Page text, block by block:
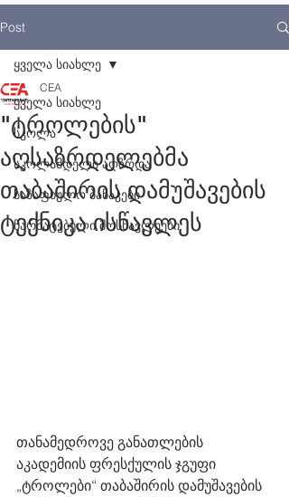
Post
ყველა სიახლე
სკოლა
სკოლამდელი აღზრდა
საზაფხულო ბანაკები
წარმატებული მოსწავლეები
ყველა სიახლე
"ტროლების"
აღსაზრდელებმა
თაბაშირის დამუშავების
ტექნიკა ისწავლეს
CEA
თანამედროვე განათლების
აკადემიის ფრესქულის ჯგუფი
„ტროლები“ თაბაშირის დამუშავების